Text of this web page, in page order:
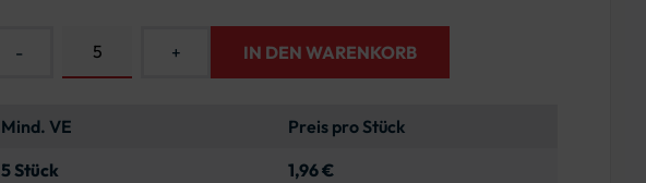
- + IN DEN WARENKORB
Mind. VE
Preis pro Stück
5 Stück
1,96 €